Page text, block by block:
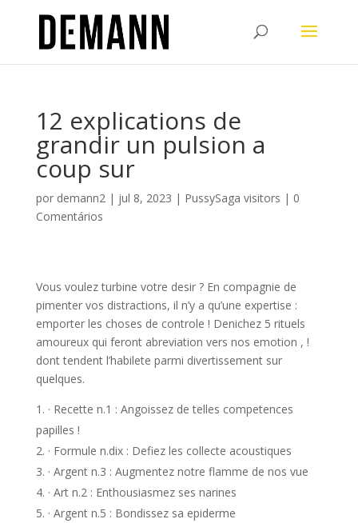
12 explications de
grandir un pulsion a
coup sur
por demann2| jul 8, 2023 | PussySaga visitors | 0
Comentários
Vous voulez turbine votre desir ? En compagnie de
pimenter vos distractions, il n’y a qu’une expertise :
emporter les choses de controle ! Denichez 5 rituels
amoureux qui feront abreviation vers nos emotion , !
dont tendent l’habilete parmi divertissement sur
quelques.
· Recette n.1 : Angoissez de telles competences
papilles !
· Formule n.dix : Defiez les collecte acoustiques
· Argent n.3 : Augmentez notre flamme de nos vue
· Art n.2 : Enthousiasmez ses narines
· Argent n.5 : Bondissez sa epiderme